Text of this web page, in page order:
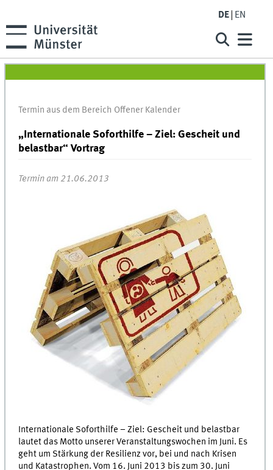
DE EN
Termin aus dem Bereich Offener Kalender
„Internationale Soforthilfe – Ziel: Gescheit und
belastbar“ Vortrag
Termin am 21.06.2013
Internationale Soforthilfe – Ziel: Gescheit und belastbar
lautet das Motto unserer Veranstaltungswochen im Juni. Es
geht um Stärkung der Resilienz vor, bei und nach Krisen
und Katastrophen. Vom 16. Juni 2013 bis zum 30. Juni